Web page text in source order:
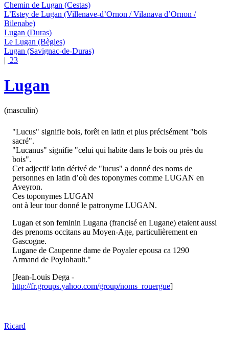
Chemin de Lugan (Cestas)
L’Estey de Lugan (Villenave-d’Ornon / Vilanava d’Ornon /
Bilenabe)
Lugan (Duras)
Le Lugan (Bègles)
Lugan (Savignac-de-Duras)
23
Lugan
(masculin)
"Lucus" signifie bois, forêt en latin et plus précisément "bois
sacré".
"Lucanus" signifie "celui qui habite dans le bois ou près du
bois".
Cet adjectif latin dérivé de "lucus" a donné des noms de
personnes en latin d’où des toponymes comme LUGAN en
Aveyron.
Ces toponymes LUGAN
ont à leur tour donné le patronyme LUGAN.
Lugan et son feminin Lugana (francisé en Lugane) etaient aussi
des prenoms occitans au Moyen-Age, particulièrement en
Gascogne.
Lugane de Caupenne dame de Poyaler epousa ca 1290
Armand de Poylohault."
[Jean-Louis Dega -
http://fr.groups.yahoo.com/group/noms_rouergue]
Ricard